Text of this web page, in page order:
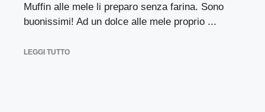
Muffin alle mele li preparo senza farina. Sono
buonissimi! Ad un dolce alle mele proprio ...
LEGGI TUTTO